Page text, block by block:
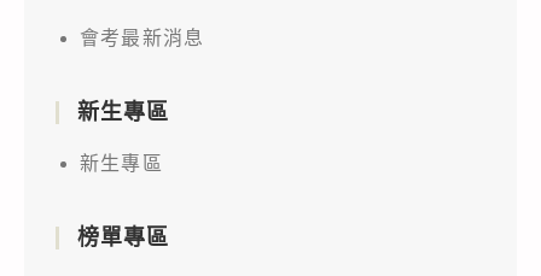
會考最新消息
新生專區
新生專區
榜單專區